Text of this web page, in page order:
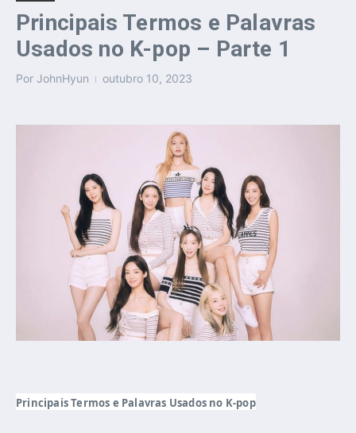
Principais Termos e Palavras
Usados no K-pop – Parte 1
Por JohnHyun outubro 10, 2023
Principais Termos e Palavras Usados no K-pop